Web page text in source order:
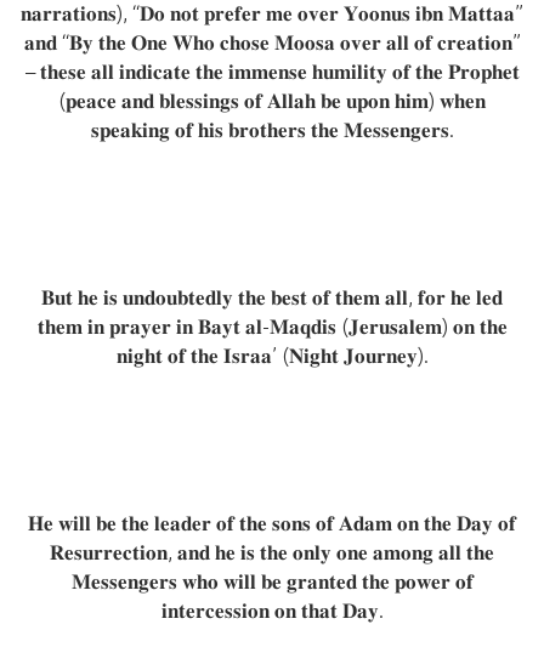
𝐧𝐚𝐫𝐫𝐚𝐭𝐢𝐨𝐧𝐬), “𝐃𝐨 𝐧𝐨𝐭 𝐩𝐫𝐞𝐟𝐞𝐫 𝐦𝐞 𝐨𝐯𝐞𝐫 𝐘𝐨𝐨𝐧𝐮𝐬 𝐢𝐛𝐧 𝐌𝐚𝐭𝐭𝐚𝐚”
𝐚𝐧𝐝 “𝐁𝐲 𝐭𝐡𝐞 𝐎𝐧𝐞 𝐖𝐡𝐨 𝐜𝐡𝐨𝐬𝐞 𝐌𝐨𝐨𝐬𝐚 𝐨𝐯𝐞𝐫 𝐚𝐥𝐥 𝐨𝐟 𝐜𝐫𝐞𝐚𝐭𝐢𝐨𝐧”
– 𝐭𝐡𝐞𝐬𝐞 𝐚𝐥𝐥 𝐢𝐧𝐝𝐢𝐜𝐚𝐭𝐞 𝐭𝐡𝐞 𝐢𝐦𝐦𝐞𝐧𝐬𝐞 𝐡𝐮𝐦𝐢𝐥𝐢𝐭𝐲 𝐨𝐟 𝐭𝐡𝐞 𝐏𝐫𝐨𝐩𝐡𝐞𝐭
(𝐩𝐞𝐚𝐜𝐞 𝐚𝐧𝐝 𝐛𝐥𝐞𝐬𝐬𝐢𝐧𝐠𝐬 𝐨𝐟 𝐀𝐥𝐥𝐚𝐡 𝐛𝐞 𝐮𝐩𝐨𝐧 𝐡𝐢𝐦) 𝐰𝐡𝐞𝐧
𝐬𝐩𝐞𝐚𝐤𝐢𝐧𝐠 𝐨𝐟 𝐡𝐢𝐬 𝐛𝐫𝐨𝐭𝐡𝐞𝐫𝐬 𝐭𝐡𝐞 𝐌𝐞𝐬𝐬𝐞𝐧𝐠𝐞𝐫𝐬.
𝐁𝐮𝐭 𝐡𝐞 𝐢𝐬 𝐮𝐧𝐝𝐨𝐮𝐛𝐭𝐞𝐝𝐥𝐲 𝐭𝐡𝐞 𝐛𝐞𝐬𝐭 𝐨𝐟 𝐭𝐡𝐞𝐦 𝐚𝐥𝐥, 𝐟𝐨𝐫 𝐡𝐞 𝐥𝐞𝐝
𝐭𝐡𝐞𝐦 𝐢𝐧 𝐩𝐫𝐚𝐲𝐞𝐫 𝐢𝐧 𝐁𝐚𝐲𝐭 𝐚𝐥-𝐌𝐚𝐪𝐝𝐢𝐬 (𝐉𝐞𝐫𝐮𝐬𝐚𝐥𝐞𝐦) 𝐨𝐧 𝐭𝐡𝐞
𝐧𝐢𝐠𝐡𝐭 𝐨𝐟 𝐭𝐡𝐞 𝐈𝐬𝐫𝐚𝐚’ (𝐍𝐢𝐠𝐡𝐭 𝐉𝐨𝐮𝐫𝐧𝐞𝐲).
𝐇𝐞 𝐰𝐢𝐥𝐥 𝐛𝐞 𝐭𝐡𝐞 𝐥𝐞𝐚𝐝𝐞𝐫 𝐨𝐟 𝐭𝐡𝐞 𝐬𝐨𝐧𝐬 𝐨𝐟 𝐀𝐝𝐚𝐦 𝐨𝐧 𝐭𝐡𝐞 𝐃𝐚𝐲 𝐨𝐟
𝐑𝐞𝐬𝐮𝐫𝐫𝐞𝐜𝐭𝐢𝐨𝐧, 𝐚𝐧𝐝 𝐡𝐞 𝐢𝐬 𝐭𝐡𝐞 𝐨𝐧𝐥𝐲 𝐨𝐧𝐞 𝐚𝐦𝐨𝐧𝐠 𝐚𝐥𝐥 𝐭𝐡𝐞
𝐌𝐞𝐬𝐬𝐞𝐧𝐠𝐞𝐫𝐬 𝐰𝐡𝐨 𝐰𝐢𝐥𝐥 𝐛𝐞 𝐠𝐫𝐚𝐧𝐭𝐞𝐝 𝐭𝐡𝐞 𝐩𝐨𝐰𝐞𝐫 𝐨𝐟
𝐢𝐧𝐭𝐞𝐫𝐜𝐞𝐬𝐬𝐢𝐨𝐧 𝐨𝐧 𝐭𝐡𝐚𝐭 𝐃𝐚𝐲.